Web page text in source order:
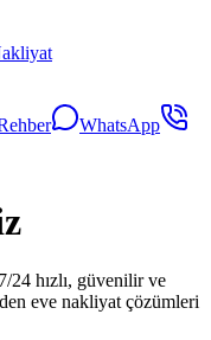
WhatsApp
24 hızlı, güvenilir ve
eve nakliyat çözümleri